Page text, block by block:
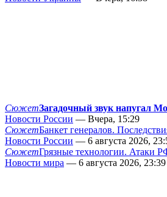
СюжетЗагадочный звук напугал
Новости России — Вчера, 15:29
СюжетБанкет генералов.
Новости России — 6 августа 2026,
СюжетГрязные технологии. Атаки
Новости мира — 6 августа 2026, 23:39